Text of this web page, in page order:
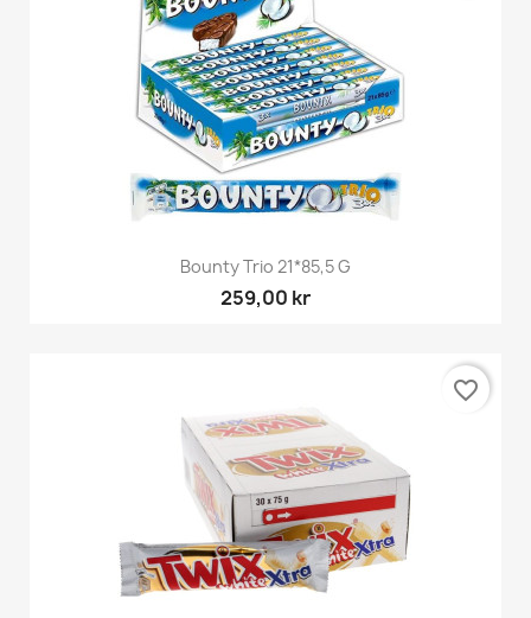
Bounty Trio 21*85,5 G
259,00 kr
favorite_border